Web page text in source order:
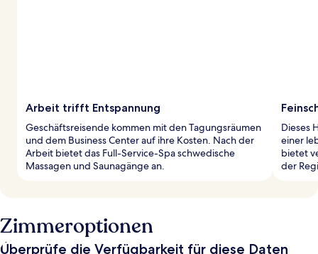
Arbeit trifft Entspannung
Geschäftsreisende kommen mit den Tagungsräumen
und dem Business Center auf ihre Kosten. Nach der
Arbeit bietet das Full-Service-Spa schwedische
Massagen und Saunagänge an.
Dieses
einer
bietet
der
Zimmeroptionen
Überprüfe die Verfügbarkeit für diese Daten